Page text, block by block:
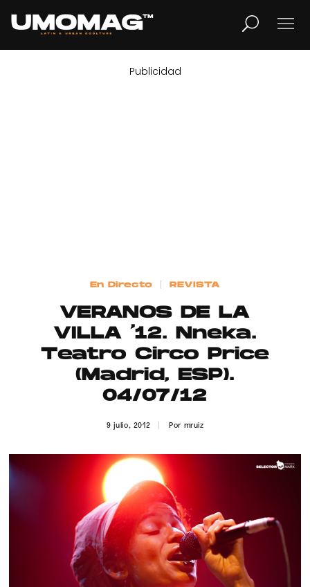
LIFESTYLE
Contacto
Aviso Legal
© 2015-2022 UMOMAG. PROPIEDAD DE UMO agency. TODOS LOS
DERECHOS RESERVADOS.
Publicidad
En Directo REVISTA
VERANOS DE LA
VILLA ’12. Nneka.
Teatro Circo Price
(Madrid, ESP).
04/07/12
9 julio, 2012 Por mruiz